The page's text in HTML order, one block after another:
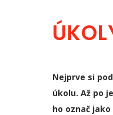
Nejprve si
úkolu. Až po
ho označ